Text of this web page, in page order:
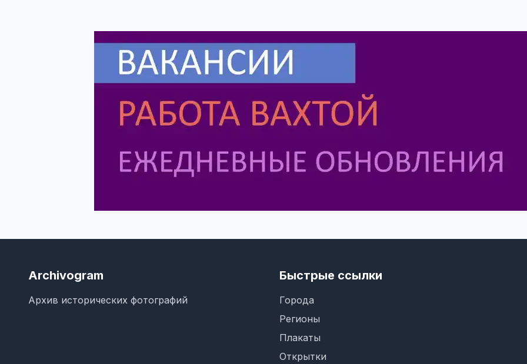
Archivogram
Архив исторических фотографий
Быстрые ссылки
Города
Регионы
Плакаты
Открытки